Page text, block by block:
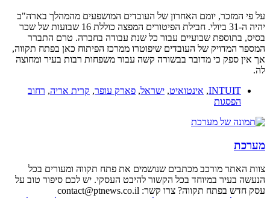
על פי המזכר, יומם האחרון של העובדים המושפעים מהמהלך בארה"ב
יהיה ה-31 ביולי. חבילת הפיטורים המפצה כוללת 16 שבועות של שכר
בסיס, בתוספת שבועיים עבור כל שנת עבודה בחברה. טרם התברר
המספר המדויק של העובדים שיפוטרו ממרכז הפיתוח כאן בפתח תקווה,
אך אין ספק כי מדובר בבשורה קשה עבור משפחות רבות בעיר ומחוצה
לה.
INTUIT
, אינטואיט, ישראל, פארק עופר, קרית אריה, רחוב
הפסגות
מערכת
צוות האתר מורכב מכתבים שנושמים את פתח תקווה ומעורים בכל
הנעשה בעיר במיוחד בכל הקשור להיבט העסקי. יש לכם סיפור טוב על
עסק חדש בפתח תקווה? צרו קשר: contact@ptnews.co.il